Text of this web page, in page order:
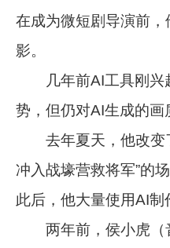
在成为微短剧导演前
影。
几年前AI工具刚兴
势，但仍对AI生成的画
去年夏天，他改变
冲入战壕营救将军”的
此后，他大量使用AI制
两年前，侯小虎（